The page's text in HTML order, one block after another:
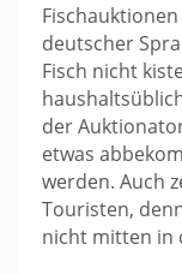
deutscher
Fisch nicht
der
etwas
werden. Auch
Touristen,
nicht mitten in